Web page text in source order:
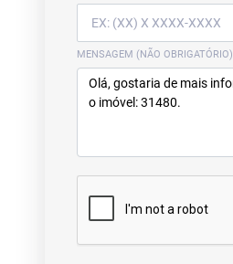
MENSAGEM (NÃO OBRIGATÓRIO)